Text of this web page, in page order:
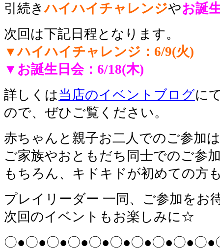
引続きハイハイチャレンジやお誕
次回は下記日程となります。
▼ハイハイチャレンジ： 6/9(火)
▼お誕生日会：6/18(木)
詳しくは当店のイベントブログに
ので、ぜひご覧ください。
赤ちゃんと親子お二人でのご参加
ご家族やおともだち同士でのご参
もちろん、キドキドが初めての方
プレイリーダー 一同、ご参加をお
次回のイベントもお楽しみに☆
〇●〇●〇●〇●〇●〇●〇●〇●〇●〇●